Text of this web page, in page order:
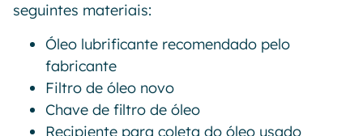
seguintes materiais:
Óleo lubrificante recomendado pelo
fabricante
Filtro de óleo novo
Chave de filtro de óleo
Recipiente para coleta do óleo usado